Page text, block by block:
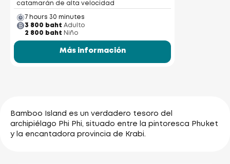
catamarán de alta velocidad
7 hours 30 minutes
3 800 baht Adulto
2 800 baht Niño
Más información
Bamboo Island es un verdadero tesoro del
archipiélago Phi Phi, situado entre la pintoresca Phuket
y la encantadora provincia de Krabi.